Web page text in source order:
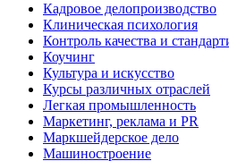
Кадровое делопроизводство
Клиническая психология
Контроль качества и
Коучинг
Культура и искусство
Курсы различных отраслей
Легкая промышленность
Маркетинг, реклама и PR
Маркшейдерское дело
Машиностроение